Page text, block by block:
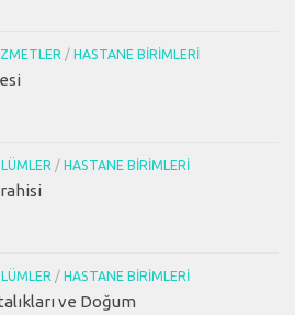
/ HASTANE BIRIMLERI
/ HASTANE BIRIMLERI
/ HASTANE BIRIMLERI
ve Doğum